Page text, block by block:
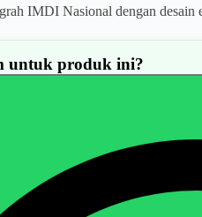
IMDI Nasional dengan desain
untuk produk ini?